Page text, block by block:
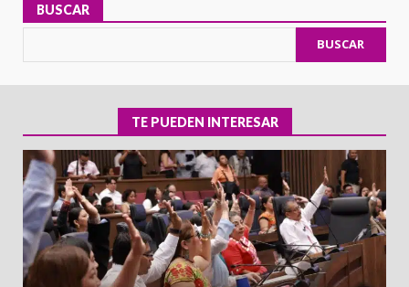
BUSCAR
BUSCAR
TE PUEDEN INTERESAR